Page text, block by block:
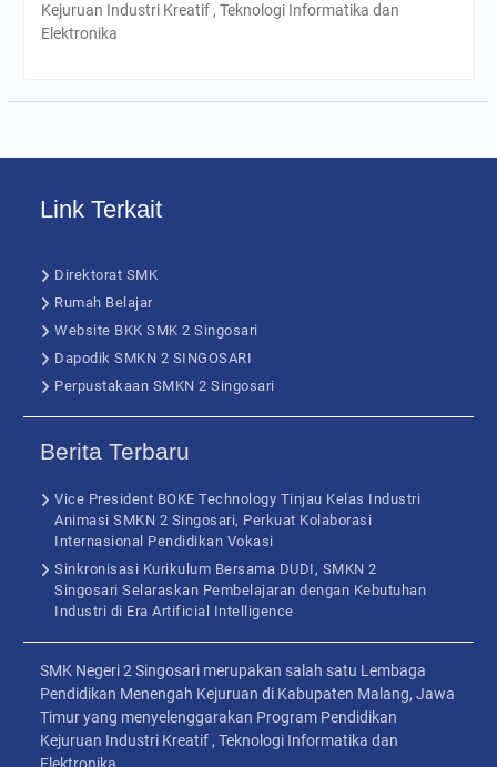
Kejuruan Industri Kreatif , Teknologi Informatika dan
Elektronika
Link Terkait
Direktorat SMK
Rumah Belajar
Website BKK SMK 2 Singosari
Dapodik SMKN 2 SINGOSARI
Perpustakaan SMKN 2 Singosari
Berita Terbaru
Vice President BOKE Technology Tinjau Kelas Industri
Animasi SMKN 2 Singosari, Perkuat Kolaborasi
Internasional Pendidikan Vokasi
Sinkronisasi Kurikulum Bersama DUDI, SMKN 2
Singosari Selaraskan Pembelajaran dengan Kebutuhan
Industri di Era Artificial Intelligence
SMK Negeri 2 Singosari merupakan salah satu Lembaga
Pendidikan Menengah Kejuruan di Kabupaten Malang, Jawa
Timur yang menyelenggarakan Program Pendidikan
Kejuruan Industri Kreatif , Teknologi Informatika dan